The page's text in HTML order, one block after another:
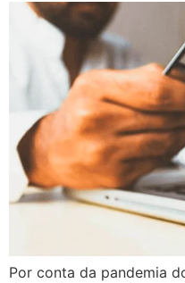
Por conta da pandemia